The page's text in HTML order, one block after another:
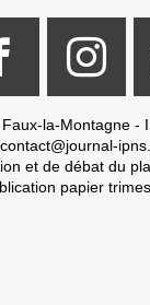
la-Montagne -
contact@journal-
et de débat du
papier